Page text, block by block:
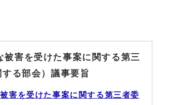
害を受けた事案に関する第三
る部会）議事要旨
害を受けた事案に関する第三者委